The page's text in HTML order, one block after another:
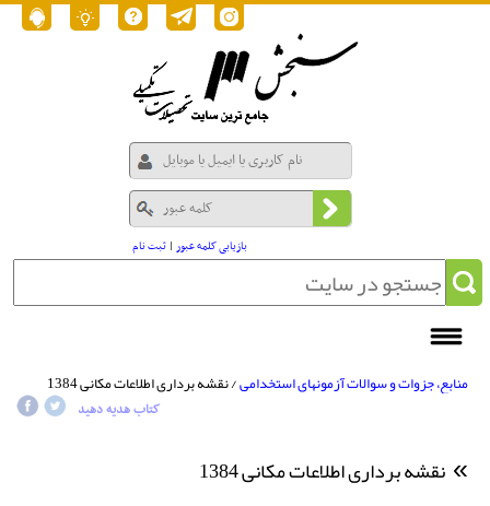
بازیابی کلمه عبور |ثبت نام
منابع، جزوات و سوالات آزمونهای استخدامی/ نقشه برداری اطلاعات مکانی 1384
کتاب هدیه دهید
نقشه برداری اطلاعات مکانی 1384